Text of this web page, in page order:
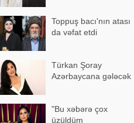
Toppuş bacı'nın atası
da vəfat etdi
Türkan Şoray
Azərbaycana gələcək
"Bu xəbərə çox
üzüldüm